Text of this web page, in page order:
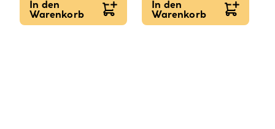
In den
Warenkorb
In den
Warenkorb